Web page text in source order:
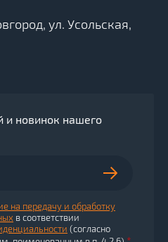
ул. Усольская,
и новинок нашего
на передачу и обработку
в соответствии
(согласно